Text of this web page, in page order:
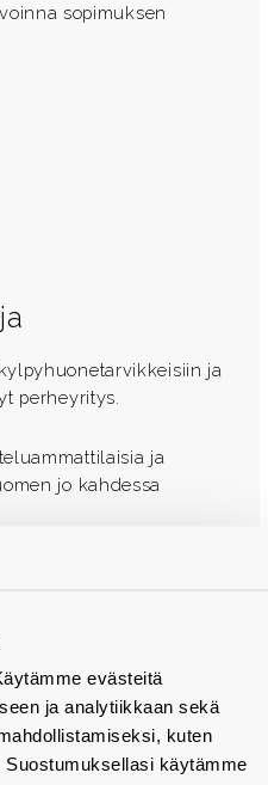
evästeitä
ja analytiikkaan sekä
kuten
käytämme
sopimuksen
ja
perheyritys.
ja
jo kahdessa